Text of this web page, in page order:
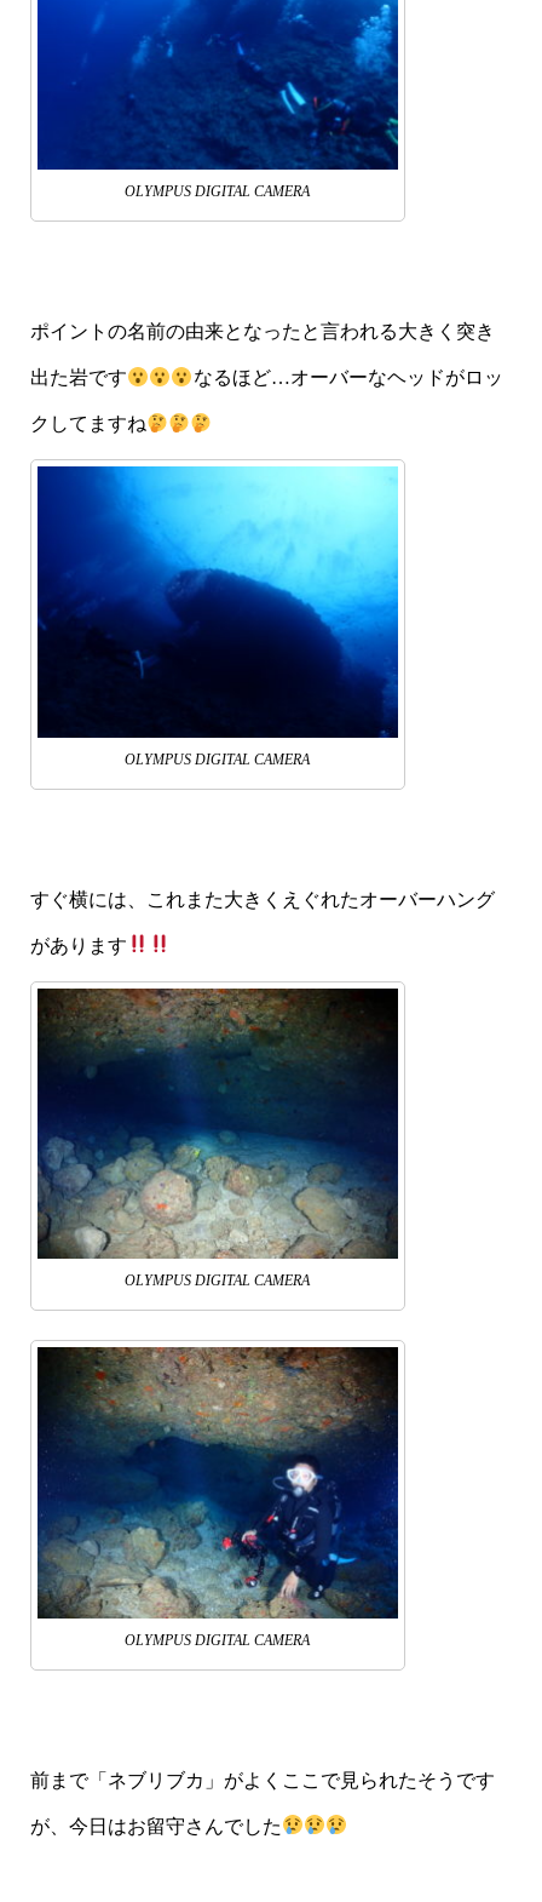
OLYMPUS DIGITAL CAMERA
ポイントの名前の由来となったと言われる大きく突き
出た岩です なるほど…オーバーなヘッドがロッ
クしてますね
OLYMPUS DIGITAL CAMERA
すぐ横には、これまた大きくえぐれたオーバーハング
があります
OLYMPUS DIGITAL CAMERA
OLYMPUS DIGITAL CAMERA
前まで「ネブリブカ」がよくここで見られたそうです
が、今日はお留守さんでした